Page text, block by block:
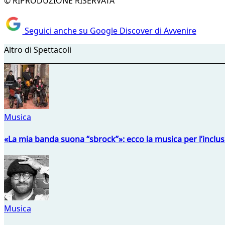
Seguici anche su Google Discover di Avvenire
Altro di Spettacoli
Musica
«La mia banda suona “sbrock”»: ecco la musica per
Musica